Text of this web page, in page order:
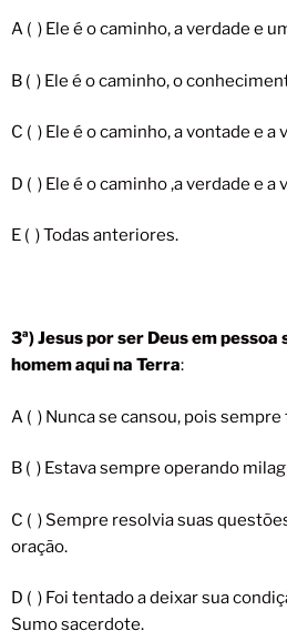
A ( ) Ele é o caminho, a verdade e
B ( ) Ele é o caminho, o
C ( ) Ele é o caminho, a vontade e a
D ( ) Ele é o caminho ,a verdade e a
E ( ) Todas anteriores.
3ª) Jesus por ser Deus em pessoa
homem aqui na Terra:
A ( ) Nunca se cansou, pois sempre
B ( ) Estava sempre operando
C ( ) Sempre resolvia suas
oração.
D ( ) Foi tentado a deixar sua
Sumo sacerdote.